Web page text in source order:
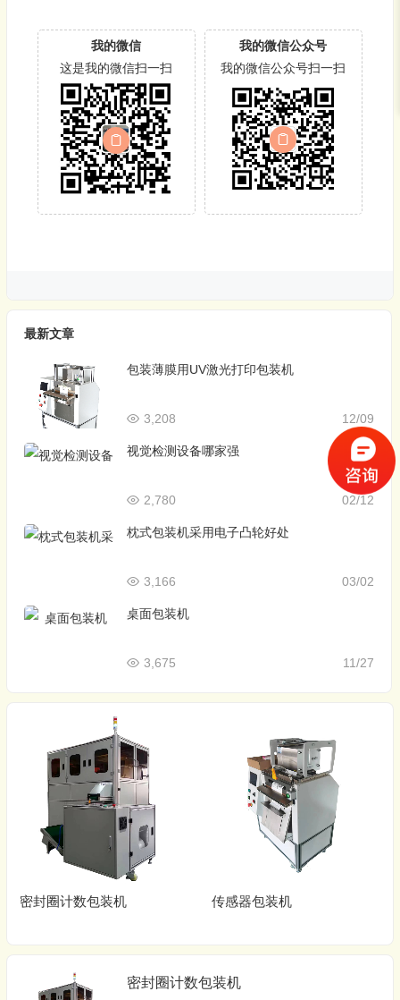
我的微信
这是我的微信扫一扫
我的微信公众号
我的微信公众号扫一扫
最新文章
包装薄膜用UV激光打印包装机
12/09
3,208
视觉检测设备哪家强
02/12
2,780
枕式包装机采用电子凸轮好处
03/02
3,166
桌面包装机
11/27
3,675
密封圈计数包装机 传感器包装机
密封圈计数包装机